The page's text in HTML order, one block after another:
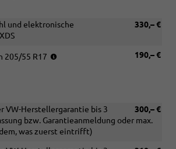
330,– €
und elektronische
190,– €
205/55 R17
Standard-
Felge
[P04]
300,– €
VW-Herstellergarantie bis 3
bzw. Garantieanmeldung oder max.
was zuerst eintrifft)